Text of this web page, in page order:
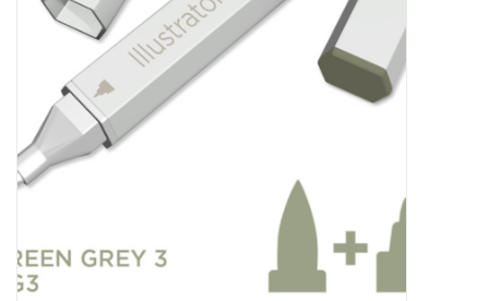
WERKZEUGE